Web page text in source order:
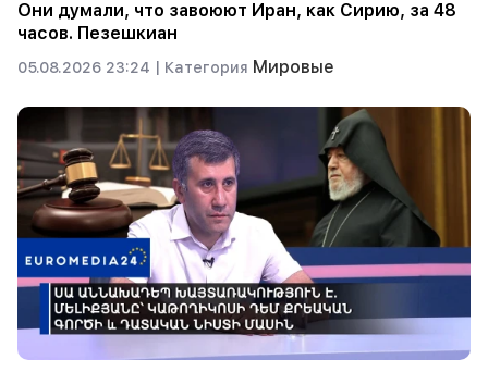
Они думали, что завоюют Иран, как Сирию, за 48
часов. Пезешкиан
05.08.2026 23:24 | Категория Мировые